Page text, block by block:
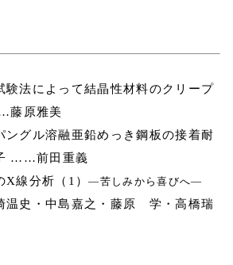
法によって結晶性材料のクリープ
藤原雅美
グル溶融亜鉛めっき鋼板の接着耐
……前田重義
線分析（1）―苦しみから喜びへ―
史・中島嘉之・藤原 学・高橋瑞